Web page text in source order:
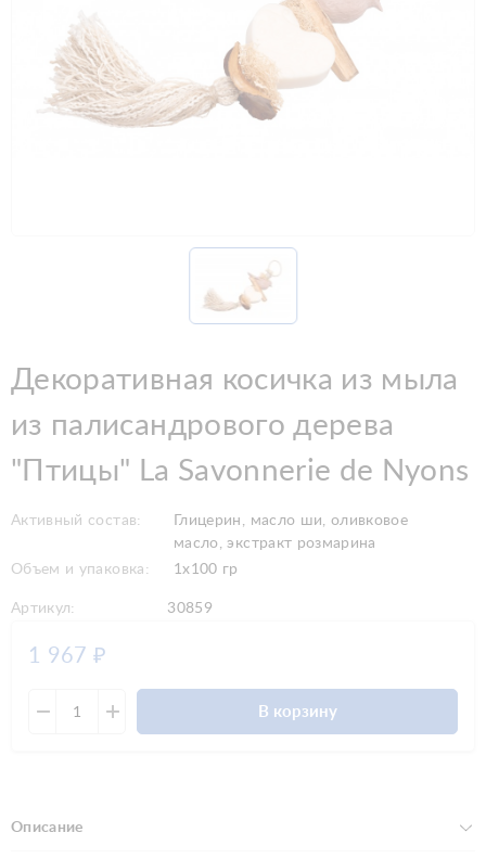
Декоративная косичка из мыла
из палисандрового дерева
"Птицы" La Savonnerie de Nyons
Активный состав:
Глицерин, масло ши, оливковое
масло, экстракт розмарина
Объем и упаковка:
1x100 гр
Артикул: 30859
1 967₽
В корзину
Описание